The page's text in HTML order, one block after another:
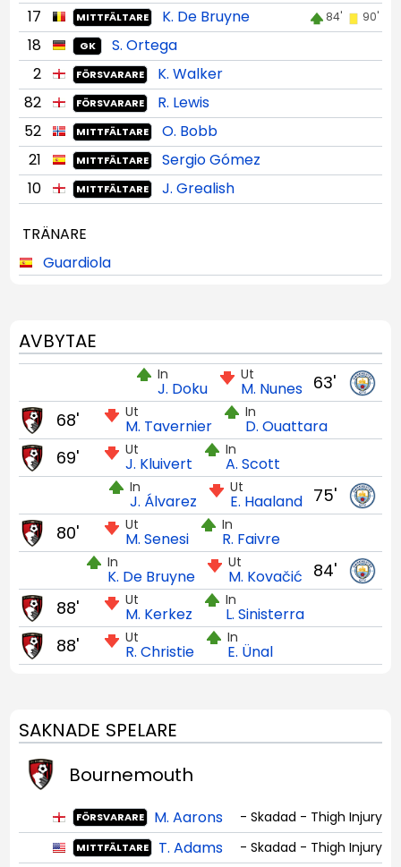
17 MITTFÄLTARE K. De Bruyne 84' 90'
18 GK
S. Ortega
2
FÖRSVARARE
K. Walker
82
FÖRSVARARE
R. Lewis
52
MITTFÄLTARE
O. Bobb
21
MITTFÄLTARE
Sergio Gómez
10
MITTFÄLTARE J. Grealish
TRÄNARE
Guardiola
AVBYTAE
63'
Ut
M. Nunes
In
J. Doku
Ut
M. Tavernier
In
D. Ouattara
68'
Ut
J. Kluivert
In
A. Scott
69'
75'
Ut
E. Haaland
In
J. Álvarez
Ut
M. Senesi
In
R. Faivre
80'
84'
Ut
M. Kovačić
In
K. De Bruyne
Ut
M. Kerkez
In
L. Sinisterra
88'
Ut
R. Christie
In
E. Ünal
88'
SAKNADE SPELARE
Bournemouth
FÖRSVARARE M. Aarons - Skadad - Thigh Injury
MITTFÄLTARE T. Adams - Skadad - Thigh Injury